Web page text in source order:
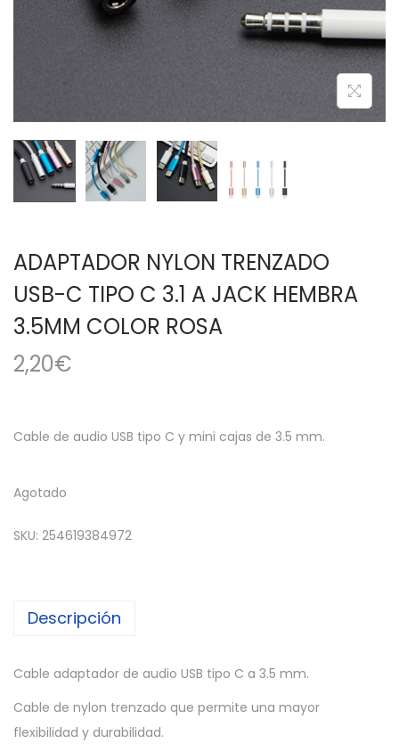
a
i
i
o
ADAPTADOR NYLON TRENZADO
USB-C TIPO C 3.1 A JACK HEMBRA
3.5MM COLOR ROSA
2,20€
Cable de audio USB tipo C y mini cajas de 3.5 mm.
Agotado
SKU: 254619384972
Descripción
Cable adaptador de audio USB tipo C a 3.5 mm.
Cable de nylon trenzado que permite una mayor
flexibilidad y durabilidad.